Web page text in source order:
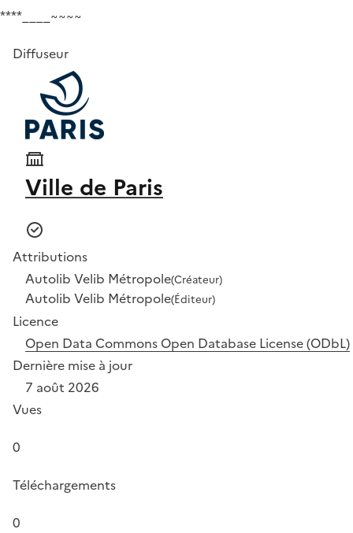
****____~~~~
Diffuseur
Ville de Paris
Attributions
Autolib Velib Métropole(Créateur)
Autolib Velib Métropole(Éditeur)
Licence
Open Data Commons Open Database License (ODbL)
Dernière mise à jour
7 août 2026
Vues
0
Téléchargements
0